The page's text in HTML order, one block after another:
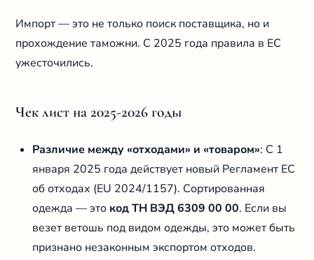
Импорт — это не только поиск поставщика, но и
прохождение таможни. С 2025 года правила в ЕС
ужесточились.
Чек лист на 2025-2026 годы
Различие между «отходами» и «товаром»: С 1
января 2025 года действует новый Регламент ЕС
об отходах (EU 2024/1157). Сортированная
одежда — это код ТН ВЭД 6309 00 00. Если вы
везет ветошь под видом одежды, это может быть
признано незаконным экспортом отходов.